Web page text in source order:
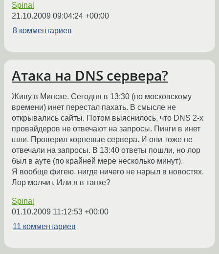
Spinal
21.10.2009 09:04:24 +00:00
8 комментариев
Атака на DNS сервера?
Живу в Минске. Сегодня в 13:30 (по московскому
времени) инет перестал пахать. В смысле не
открывались сайты. Потом выяснилось, что DNS 2-х
провайдеров не отвечают на запросы. Пинги в инет
шли. Проверил корневые сервера. И они тоже не
отвечали на запросы. В 13:40 ответы пошли, но лор
был в ауте (по крайней мере несколько минут).
Я вообще фигею, нигде ничего не нарыл в новостях.
Лор молчит. Или я в танке?
Spinal
01.10.2009 11:12:53 +00:00
11 комментариев